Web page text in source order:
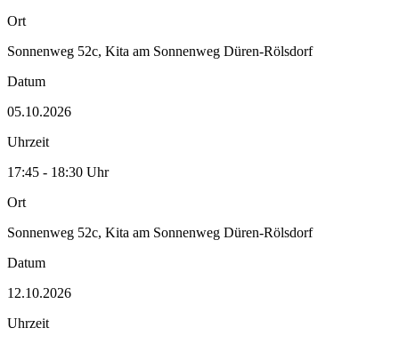
Ort
Sonnenweg 52c, Kita am Sonnenweg Düren-Rölsdorf
Datum
05.10.2026
Uhrzeit
17:45 - 18:30 Uhr
Ort
Sonnenweg 52c, Kita am Sonnenweg Düren-Rölsdorf
Datum
12.10.2026
Uhrzeit